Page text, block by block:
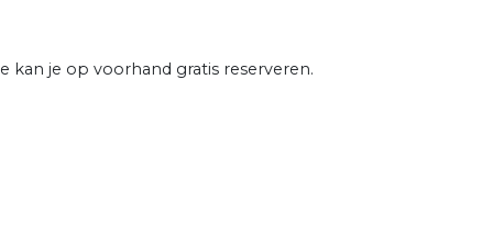
kan je op voorhand gratis reserveren.